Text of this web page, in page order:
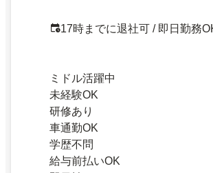
17時までに退社可 / 即日勤務
ミドル活躍中
未経験OK
研修あり
車通勤OK
学歴不問
給与前払いOK